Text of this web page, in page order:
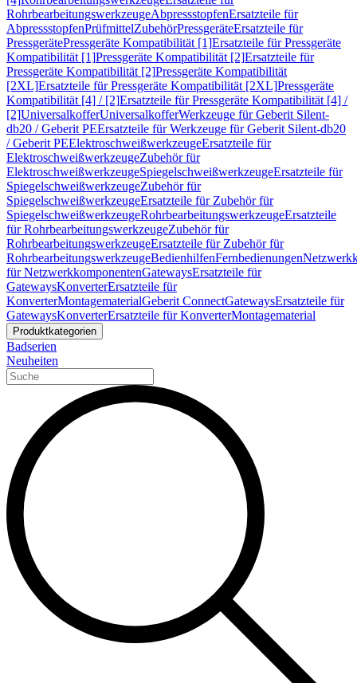
RohrbearbeitungswerkzeugeAbpressstopfenErsatzteile für
AbpressstopfenPrüfmittelZubehörPressgeräteErsatzteile für
PressgerätePressgeräte Kompatibilität [1]Ersatzteile für Pressgeräte
Kompatibilität [1]Pressgeräte Kompatibilität [2]Ersatzteile für
Pressgeräte Kompatibilität [2]Pressgeräte Kompatibilität
[2XL]Ersatzteile für Pressgeräte Kompatibilität [2XL]Pressgeräte
Kompatibilität [4] / [2]Ersatzteile für Pressgeräte Kompatibilität [4] /
[2]UniversalkofferUniversalkofferWerkzeuge für Geberit Silent-
db20 / Geberit PEErsatzteile für Werkzeuge für Geberit Silent-db20
/ Geberit PEElektroschweißwerkzeugeErsatzteile für
ElektroschweißwerkzeugeZubehör für
ElektroschweißwerkzeugeSpiegelschweißwerkzeugeErsatzteile für
SpiegelschweißwerkzeugeZubehör für
SpiegelschweißwerkzeugeErsatzteile für Zubehör für
SpiegelschweißwerkzeugeRohrbearbeitungswerkzeugeErsatzteile
für RohrbearbeitungswerkzeugeZubehör für
RohrbearbeitungswerkzeugeErsatzteile für Zubehör für
RohrbearbeitungswerkzeugeBedienhilfenFernbedienungen
für NetzwerkkomponentenGatewaysErsatzteile für
GatewaysKonverterErsatzteile für
KonverterMontagematerialGeberit ConnectGatewaysErsatzteile für
GatewaysKonverterErsatzteile für KonverterMontagematerial
Produktkategorien
Badserien
Neuheiten